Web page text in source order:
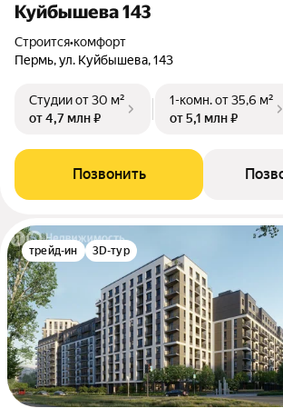
Куйбышева 143
Строится•комфорт
Пермь, ул. Куйбышева, 143
Студииот 30 м²
от 4,7 млн ₽
1-комн.от 35,6 м²
от 5,1 млн ₽
Позвонить
трейд-ин 3D-тур